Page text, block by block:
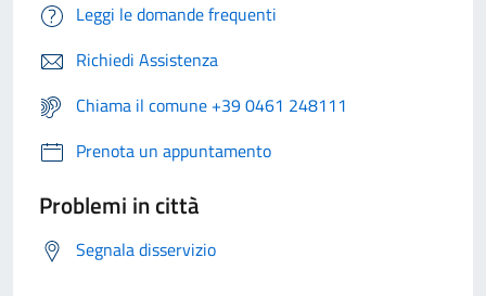
Leggi le domande frequenti
Richiedi Assistenza
Chiama il comune +39 0461 248111
Prenota un appuntamento
Problemi in città
Segnala disservizio